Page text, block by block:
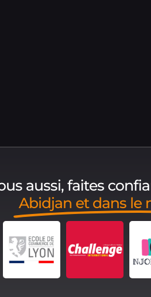
aussi, faites
Abidjan et dans le